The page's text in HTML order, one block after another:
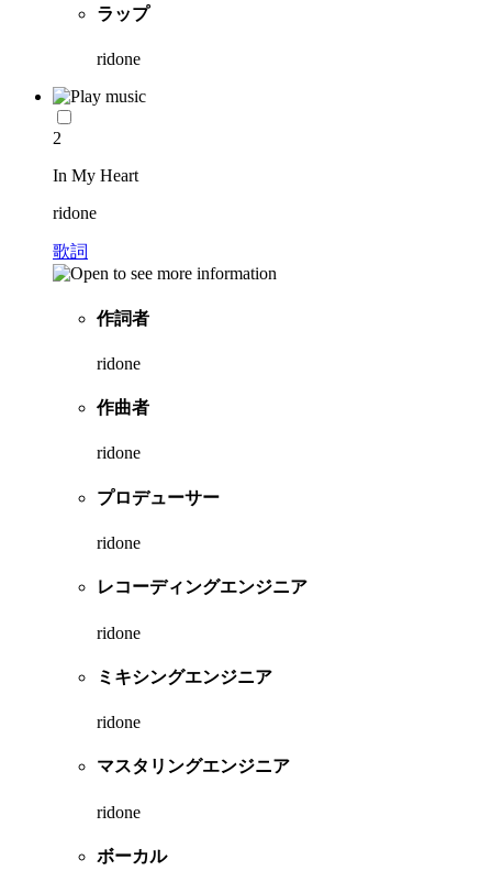
ラップ
ridone
2
In My Heart
ridone
歌詞
作詞者
ridone
作曲者
ridone
プロデューサー
ridone
レコーディングエンジニア
ridone
ミキシングエンジニア
ridone
マスタリングエンジニア
ridone
ボーカル